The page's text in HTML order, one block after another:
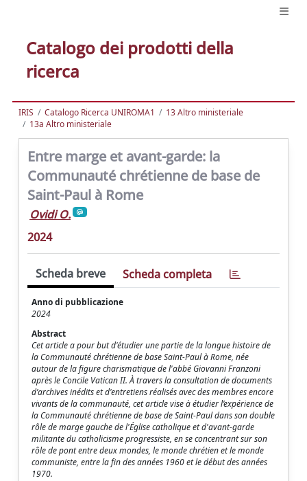
Catalogo dei prodotti della
ricerca
IRIS Catalogo Ricerca UNIROMA1
13 Altro ministeriale
13a Altro ministeriale
Entre marge et avant-garde: la
Communauté chrétienne de base de
Saint-Paul à Rome
Ovidi O.
2024
Scheda breve Scheda completa
Anno di pubblicazione
2024
Abstract
Cet article a pour but d'étudier une partie de la longue histoire de
la Communauté chrétienne de base Saint-Paul à Rome, née
autour de la figure charismatique de l'abbé Giovanni Franzoni
après le Concile Vatican II. À travers la consultation de documents
d’archives inédits et d'entretiens réalisés avec des membres encore
vivants de la communauté, cet article vise à étudier l’expérience de
la Communauté chrétienne de base de Saint-Paul dans son double
rôle de marge gauche de l'Église catholique et d'avant-garde
militante du catholicisme progressiste, en se concentrant sur son
rôle de pont entre deux mondes, le monde chrétien et le monde
communiste, entre la fin des années 1960 et le début des années
1970.